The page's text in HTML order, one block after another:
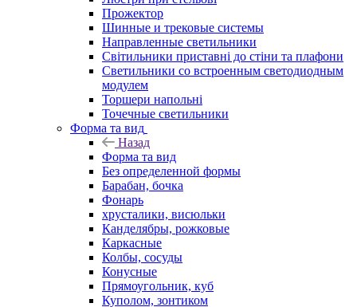
Прожектор
Шинные и трековые системы
Направленные светильники
Світильники приставні до стіни та плафони
Светильники со встроенным светодиодным
модулем
Торшери напольні
Точечные светильники
Форма та вид
Назад
Форма та вид
Без определенной формы
Барабан, бочка
Фонарь
хрусталики, висюльки
Канделябры, рожковые
Каркасные
Колбы, сосуды
Конусные
Прямоугольник, куб
Куполом, зонтиком